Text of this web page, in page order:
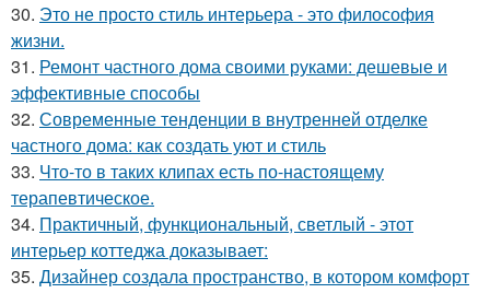
30. Это не просто стиль интерьера - это философия
жизни.
31. Ремонт частного дома своими руками: дешевые и
эффективные способы
32. Современные тенденции в внутренней отделке
частного дома: как создать уют и стиль
33. Что-то в таких клипах есть по-настоящему
терапевтическое.
34. Практичный, функциональный, светлый - этот
интерьер коттеджа доказывает:
35. Дизайнер создала пространство, в котором комфорт